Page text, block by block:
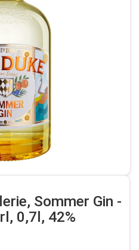
Sommer Gin -
0,7l, 42%